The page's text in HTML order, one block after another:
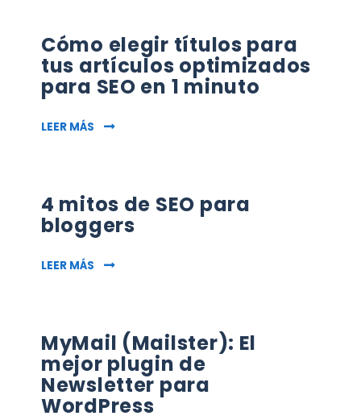
Cómo elegir títulos para
tus artículos optimizados
para SEO en 1 minuto
LEER MÁS CÓMO ELEGIR TÍTULOS PARA TUS
4 mitos de SEO para
bloggers
LEER MÁS 4 MITOS DE SEO PARA BLOGGERS
MyMail (Mailster): El
mejor plugin de
Newsletter para
WordPress